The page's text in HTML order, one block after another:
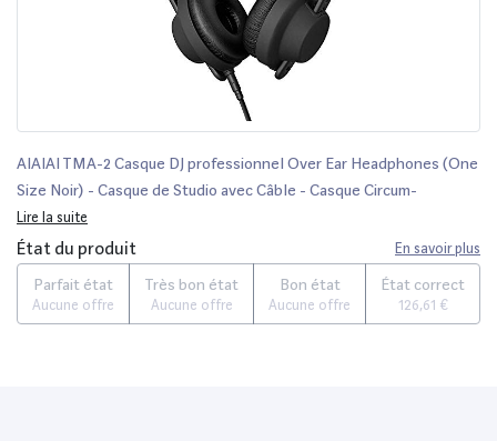
AIAIAI TMA-2 Casque DJ professionnel Over Ear Headphones (One
Size Noir) - Casque de Studio avec Câble - Casque Circum-
Auriculaire Filaire Haut de Gamme
Lire la suite
État du produit En savoir plus
Parfait état
Aucune offre
Très bon état
Aucune offre
Bon état
Aucune offre
État correct
126,61 €